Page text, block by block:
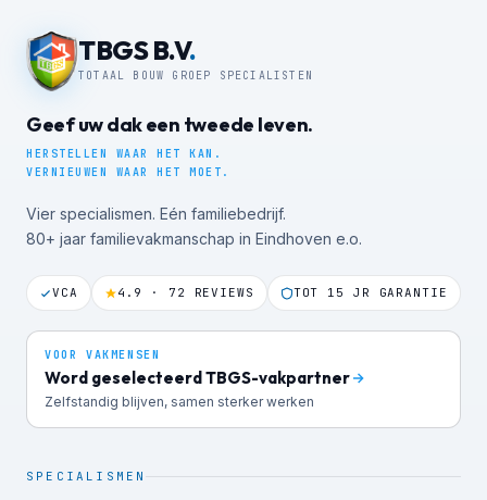
TBGS B.V.
TOTAAL BOUW GROEP SPECIALISTEN
Geef uw dak een tweede leven.
HERSTELLEN WAAR HET KAN.
VERNIEUWEN WAAR HET MOET.
Vier specialismen. Eén familiebedrijf.
80+ jaar familievakmanschap in Eindhoven e.o.
VCA 4.9 · 72 REVIEWS TOT 15 JR GARANTIE
VOOR VAKMENSEN
Word geselecteerd TBGS-vakpartner
Zelfstandig blijven, samen sterker werken
SPECIALISMEN